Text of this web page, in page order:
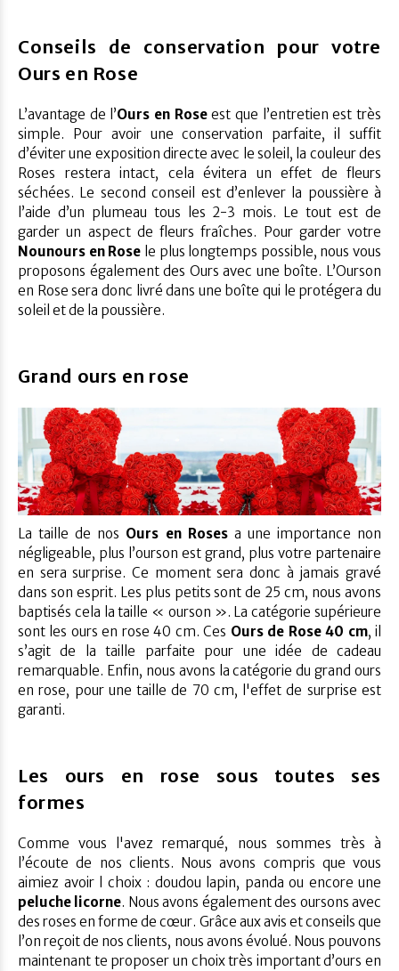
Conseils de conservation pour votre
Ours en Rose
L’avantage de l’Ours en Roseest que l’entretien est très
simple. Pour avoir une conservation parfaite, il suffit
d’éviter une exposition directe avec le soleil, la couleur des
Roses restera intact, cela évitera un effet de fleurs
séchées. Le second conseil est d’enlever la poussière à
l’aide d’un plumeau tous les 2-3 mois. Le tout est de
garder un aspect de fleurs fraîches. Pour garder votre
Nounours en Rose le plus longtemps possible, nous vous
proposons également des Ours avec une boîte. L’Ourson
en Rose sera donc livré dans une boîte qui le protégera du
soleil et de la poussière.
Grand ours en rose
La taille de nos Ours en Rosesa une importance non
négligeable, plus l’ourson est grand, plus votre partenaire
en sera surprise. Ce moment sera donc à jamais gravé
dans son esprit. Les plus petits sont de 25 cm, nous avons
baptisés cela la taille « ourson ». La catégorie supérieure
sont les ours en rose 40 cm. Ces Ours de Rose 40 cm, il
s’agit de la taille parfaite pour une idée de cadeau
remarquable. Enfin, nous avons la catégorie du grand ours
en rose, pour une taille de 70 cm, l'effet de surprise est
garanti.
Les ours en rose sous toutes ses
formes
Comme vous l'avez remarqué, nous sommes très à
l’écoute de nos clients. Nous avons compris que vous
aimiez avoir l choix : doudou lapin, panda ou encore une
peluche licorne. Nous avons également des oursons avec
des roses en forme de cœur. Grâce aux avis et conseils que
l’on reçoit de nos clients, nous avons évolué. Nous pouvons
maintenant te proposer un choix très important d’ours en